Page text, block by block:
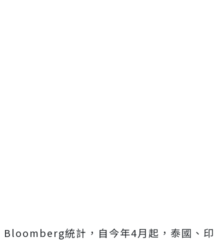
Bloomberg統計，自今年4月起，泰國、印